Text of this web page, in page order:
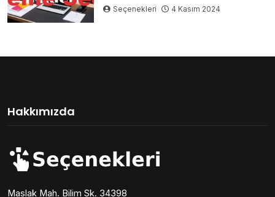
Seçenekleri 4 Kasım 2024
Hakkımızda
Maslak Mah. Bilim Sk. 34398